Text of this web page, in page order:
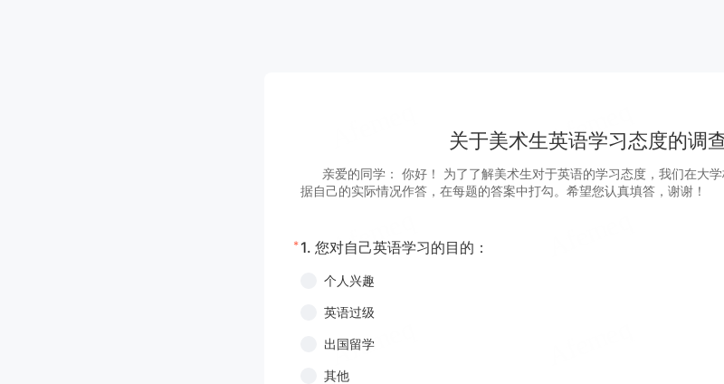
关于美术生英语学习态度的调
亲爱的同学： 你好！ 为了了解美术生对于英语的学习态度，我们在大
据自己的实际情况作答，在每题的答案中打勾。希望您认真填答，谢谢！
* 1. 您对自己英语学习的目的：
个人兴趣
英语过级
出国留学
其他